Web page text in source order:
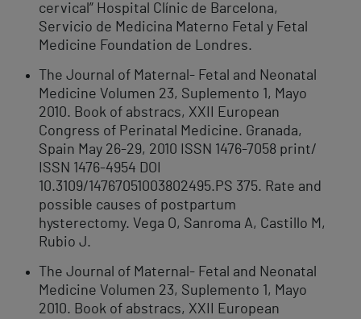
cervical” Hospital Clínic de Barcelona,
Servicio de Medicina Materno Fetal y Fetal
Medicine Foundation de Londres.
The Journal of Maternal- Fetal and Neonatal
Medicine Volumen 23, Suplemento 1, Mayo
2010. Book of abstracs, XXII European
Congress of Perinatal Medicine. Granada,
Spain May 26-29, 2010 ISSN 1476-7058 print/
ISSN 1476-4954 DOI
10.3109/14767051003802495.PS 375. Rate and
possible causes of postpartum
hysterectomy. Vega O, Sanroma A, Castillo M,
Rubio J.
The Journal of Maternal- Fetal and Neonatal
Medicine Volumen 23, Suplemento 1, Mayo
2010. Book of abstracs, XXII European